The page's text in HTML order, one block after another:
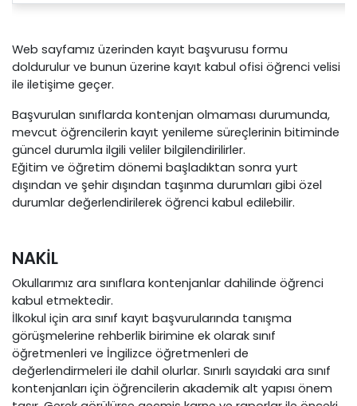
Web sayfamız üzerinden kayıt başvurusu formu
doldurulur ve bunun üzerine kayıt kabul ofisi öğrenci velisi
ile iletişime geçer.
Başvurulan sınıflarda kontenjan olmaması durumunda,
mevcut öğrencilerin kayıt yenileme süreçlerinin bitiminde
güncel durumla ilgili veliler bilgilendirilirler.
Eğitim ve öğretim dönemi başladıktan sonra yurt
dışından ve şehir dışından taşınma durumları gibi özel
durumlar değerlendirilerek öğrenci kabul edilebilir.
NAKİL
Okullarımız ara sınıflara kontenjanlar dahilinde öğrenci
kabul etmektedir.
İlkokul için ara sınıf kayıt başvurularında tanışma
görüşmelerine rehberlik birimine ek olarak sınıf
öğretmenleri ve İngilizce öğretmenleri de
değerlendirmeleri ile dahil olurlar. Sınırlı sayıdaki ara sınıf
kontenjanları için öğrencilerin akademik alt yapısı önem